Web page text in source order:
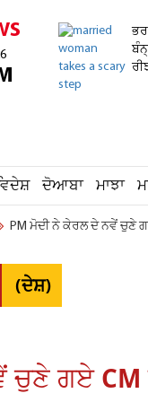
ਦੋਆਬਾ ਮਾਝਾ
PM ਮੋਦੀ ਨੇ ਕੇਰਲ ਦੇ ਨਵੇਂ ਚੁਣੇ
(ਦੇਸ਼)
ਚੁਣੇ ਗਏ